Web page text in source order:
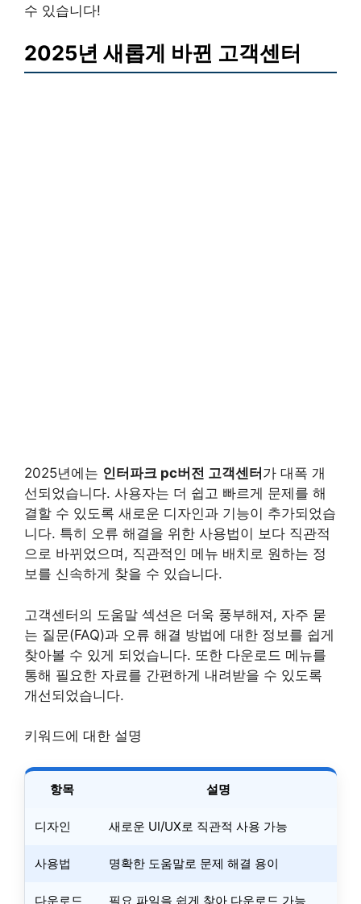
수 있습니다!
2025년 새롭게 바뀐 고객센터
2025년에는 인터파크 pc버전 고객센터 가 대폭 개
선되었습니다. 사용자는 더 쉽고 빠르게 문제를 해
결할 수 있도록 새로운 디자인과 기능이 추가되었습
니다. 특히 오류 해결을 위한 사용법이 보다 직관적
으로 바뀌었으며, 직관적인 메뉴 배치로 원하는 정
보를 신속하게 찾을 수 있습니다.
고객센터의 도움말 섹션은 더욱 풍부해져, 자주 묻
는 질문(FAQ)과 오류 해결 방법에 대한 정보를 쉽게
찾아볼 수 있게 되었습니다. 또한 다운로드 메뉴를
통해 필요한 자료를 간편하게 내려받을 수 있도록
개선되었습니다.
키워드에 대한 설명
항목 설명
디자인 새로운 UI/UX로 직관적 사용 가능
사용법 명확한 도움말로 문제 해결 용이
다운로드 필요 파일을 쉽게 찾아 다운로드 가능